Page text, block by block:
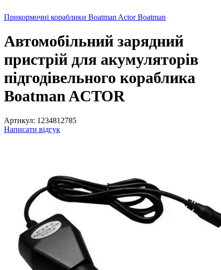
Прикормочні кораблики Boatman Actor Boatman
Автомобільний зарядний
пристрій для акумуляторів
підгодівельного кораблика
Boatman ACTOR
Артикул: 1234812785
Написати відгук